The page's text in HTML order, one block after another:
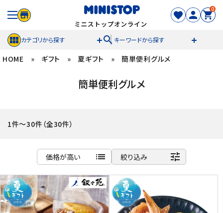
0
カテゴリから探す search キーワードから探す
ACCOUNT MENU
セール商品
カテゴリから探す
スイーツ
HOME » ギフト » 夏ギフト » 簡単便利グルメ
簡単便利グルメ
1件～30件（全30件）
価格が高い list
商品名
新着順
発売日順
絞り込み tune